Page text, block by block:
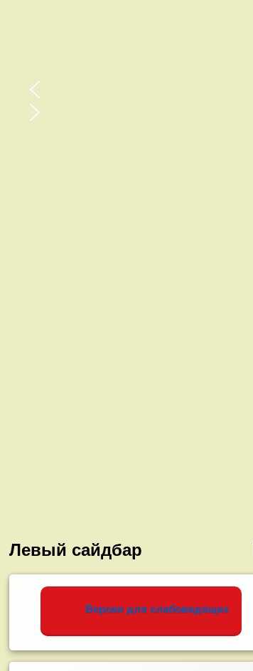
Левый сайдбар
Версия для слабовидящих